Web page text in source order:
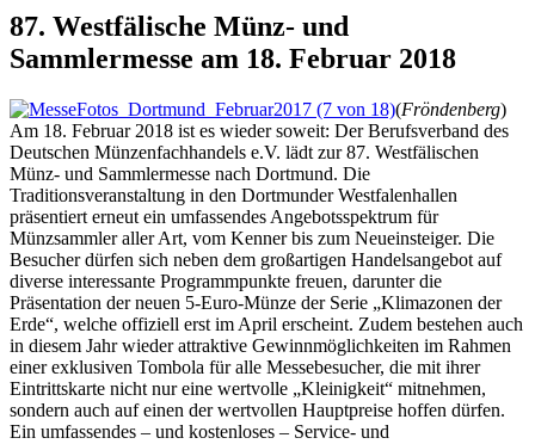
87. Westfälische Münz- und
Sammlermesse am 18. Februar 2018
(Fröndenberg)
Am 18. Februar 2018 ist es wieder soweit: Der Berufsverband des
Deutschen Münzenfachhandels e.V. lädt zur 87. Westfälischen
Münz- und Sammlermesse nach Dortmund. Die
Traditionsveranstaltung in den Dortmunder Westfalenhallen
präsentiert erneut ein umfassendes Angebotsspektrum für
Münzsammler aller Art, vom Kenner bis zum Neueinsteiger. Die
Besucher dürfen sich neben dem großartigen Handelsangebot auf
diverse interessante Programmpunkte freuen, darunter die
Präsentation der neuen 5-Euro-Münze der Serie „Klimazonen der
Erde“, welche offiziell erst im April erscheint. Zudem bestehen auch
in diesem Jahr wieder attraktive Gewinnmöglichkeiten im Rahmen
einer exklusiven Tombola für alle Messebesucher, die mit ihrer
Eintrittskarte nicht nur eine wertvolle „Kleinigkeit“ mitnehmen,
sondern auch auf einen der wertvollen Hauptpreise hoffen dürfen.
Ein umfassendes – und kostenloses – Service- und